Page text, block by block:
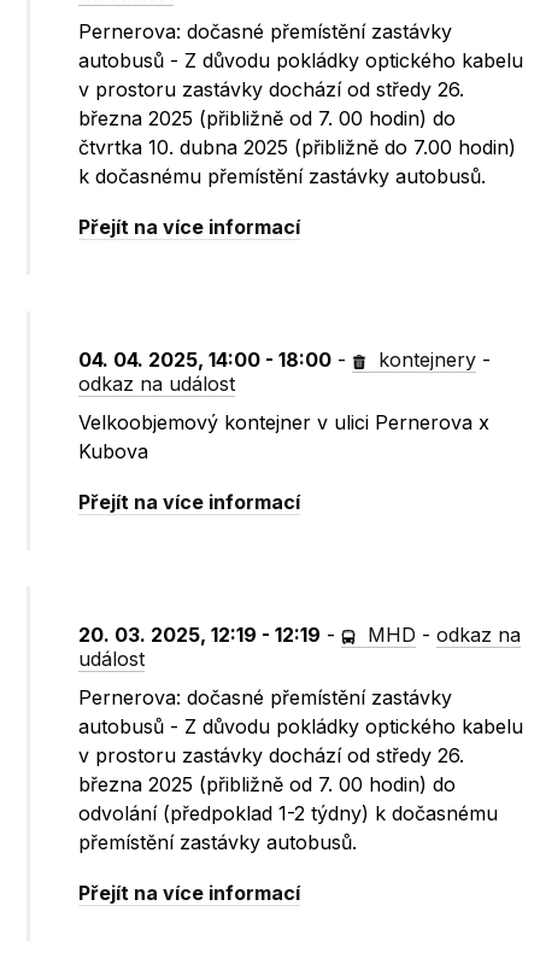
Pernerova: dočasné přemístění zastávky
autobusů - Z důvodu pokládky optického kabelu
v prostoru zastávky dochází od středy 26.
března 2025 (přibližně od 7. 00 hodin) do
čtvrtka 10. dubna 2025 (přibližně do 7.00 hodin)
k dočasnému přemístění zastávky autobusů.
Přejít na více informací
04. 04. 2025, 14:00 - 18:00 - kontejnery -
odkaz na událost
Velkoobjemový kontejner v ulici Pernerova x
Kubova
Přejít na více informací
20. 03. 2025, 12:19 - 12:19 - MHD -odkaz na
událost
Pernerova: dočasné přemístění zastávky
autobusů - Z důvodu pokládky optického kabelu
v prostoru zastávky dochází od středy 26.
března 2025 (přibližně od 7. 00 hodin) do
odvolání (předpoklad 1-2 týdny) k dočasnému
přemístění zastávky autobusů.
Přejít na více informací